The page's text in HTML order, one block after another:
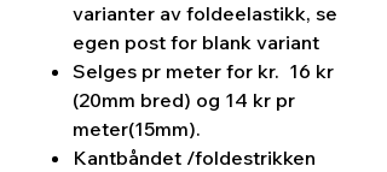
varianter av foldeelastikk, se
egen post for blank variant
Selges pr meter for kr. 16 kr
(20mm bred) og 14 kr pr
meter(15mm).
Kantbåndet /foldestrikken